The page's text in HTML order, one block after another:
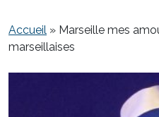
Accueil » Marseille mes
marseillaises